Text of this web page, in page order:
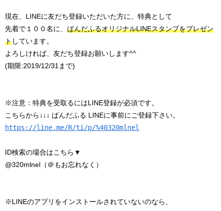
現在、LINEに友だち登録いただいた方に、特典として
先着で１００名に、 ぱんだふるオリジナルLINEスタンプをプレゼン
トしています。
よろしければ、友だち登録お願いします^^
(期限:2019/12/31まで)
※注意：特典を受取るにはLINE登録が必須です。
こちらから↓↓↓ ぱんだふる LINEに事前にご登録下さい。
https://line.me/R/ti/p/%40320mlnel
ID検索の場合はこちら▼
@320mlnel（＠もお忘れなく）
※LINEのアプリをインストールされていないのなら、